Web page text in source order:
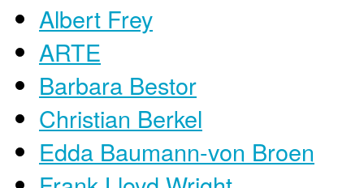
Albert Frey
ARTE
Barbara Bestor
Christian Berkel
Edda Baumann-von Broen